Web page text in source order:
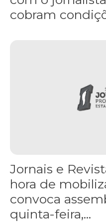
cobram
Jornais e
hora de
convoca
quinta-feira,...